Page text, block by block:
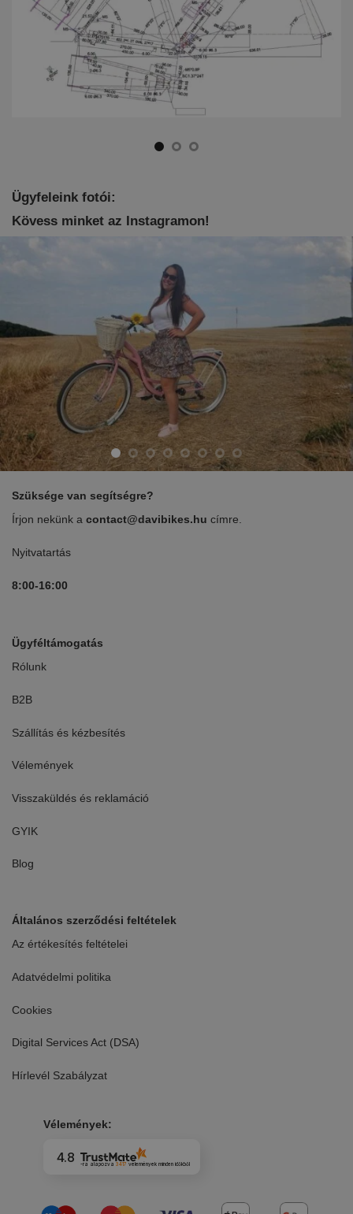
Ügyfeleink fotói:
Kövess minket az Instagramon!
Szüksége van segítségre?
Írjon nekünk a contact@davibikes.hu címre.
Nyitvatartás
8:00-16:00
Ügyféltámogatás
Rólunk
B2B
Szállítás és kézbesítés
Vélemények
Visszaküldés és reklamáció
GYIK
Blog
Általános szerződési feltételek
Az értékesítés feltételei
Adatvédelmi politika
Cookies
Digital Services Act (DSA)
Hírlevél Szabályzat
Vélemények:
4.8 -ra alapozva 3417 véleményekminden időkből